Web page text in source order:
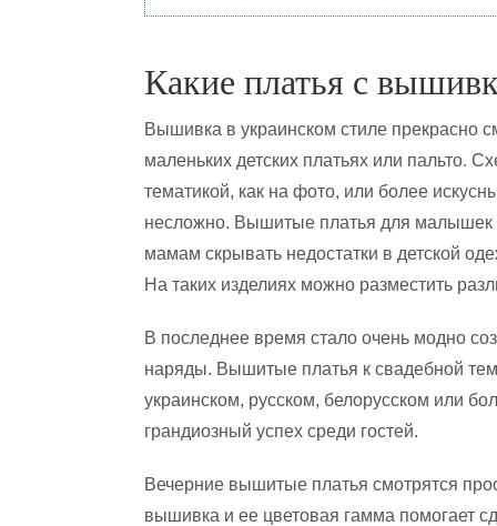
Какие платья с
Вышивка в украинском стиле прекрасно
маленьких детских платьях или пальто.
тематикой, как на фото, или более
несложно. Вышитые платья для малышек
мамам скрывать недостатки в детской
На таких изделиях можно разместить
В последнее время стало очень модно
наряды. Вышитые платья к свадебной
украинском, русском, белорусском или
грандиозный успех среди гостей.
Вечерние вышитые платья смотрятся
вышивка и ее цветовая гамма помогает